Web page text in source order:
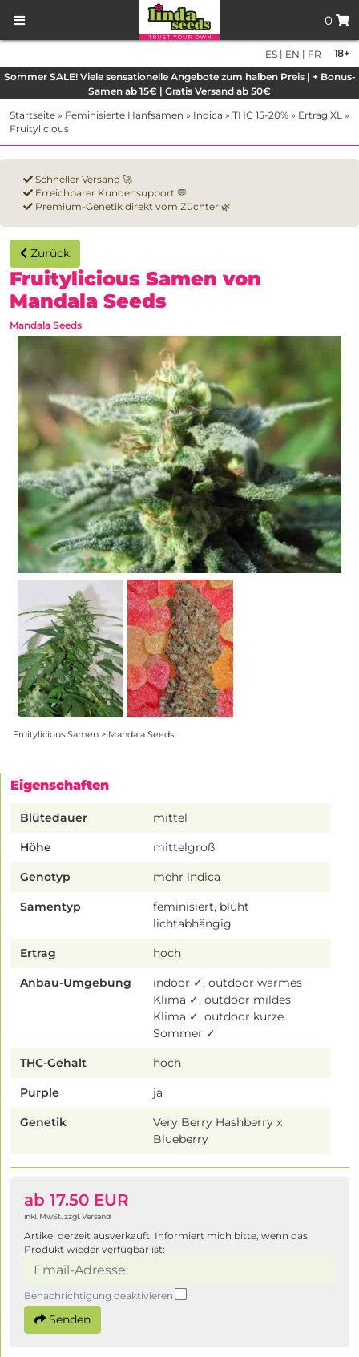
0
18+
ES | EN | FR
Sommer SALE! Viele sensationelle Angebote zum halben Preis | + Bonus-
Samen ab 15€ | Gratis Versand ab 50€
Startseite » Feminisierte Hanfsamen » Indica » THC 15-20% » Ertrag XL »
Fruitylicious
Schneller Versand 🚀
Erreichbarer Kundensupport 💬
Premium-Genetik direkt vom Züchter 🌿
Zurück
Fruitylicious Samen von
Mandala Seeds
Mandala Seeds
Fruitylicious Samen > Mandala Seeds
Eigenschaften
Blütedauer mittel
Höhe mittelgroß
Genotyp mehr indica
Samentyp
feminisiert, blüht
lichtabhängig
Ertrag hoch
Anbau-Umgebung
indoor ✓, outdoor warmes
Klima ✓, outdoor mildes
Klima ✓, outdoor kurze
Sommer ✓
THC-Gehalt hoch
Purple ja
Genetik
Very Berry Hashberry x
Blueberry
ab 17.50 EUR
inkl. MwSt. zzgl. Versand
Artikel derzeit ausverkauft. Informiert mich bitte, wenn das
Produkt wieder verfügbar ist:
Benachrichtigung deaktivieren
Senden